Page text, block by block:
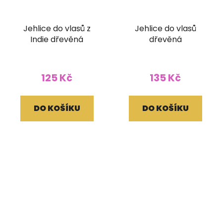
Jehlice do vlasů z
Indie dřevěná
125 Kč
DO KOŠÍKU
Jehlice do vlasů
dřevěná
135 Kč
DO KOŠÍKU